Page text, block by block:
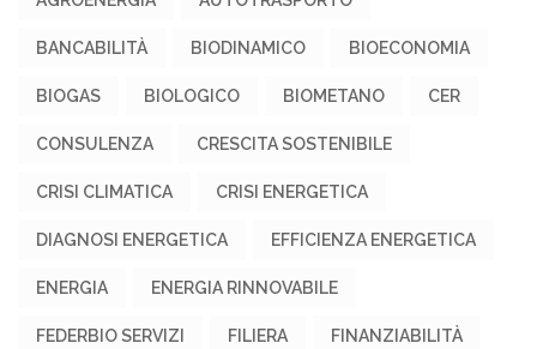
BANCABILITÀ BIODINAMICO BIOECONOMIA
BIOGAS BIOLOGICO BIOMETANO CER
CONSULENZA CRESCITA SOSTENIBILE
CRISI CLIMATICA CRISI ENERGETICA
DIAGNOSI ENERGETICA EFFICIENZA ENERGETICA
ENERGIA ENERGIA RINNOVABILE
FEDERBIO SERVIZI FILIERA FINANZIABILITÀ